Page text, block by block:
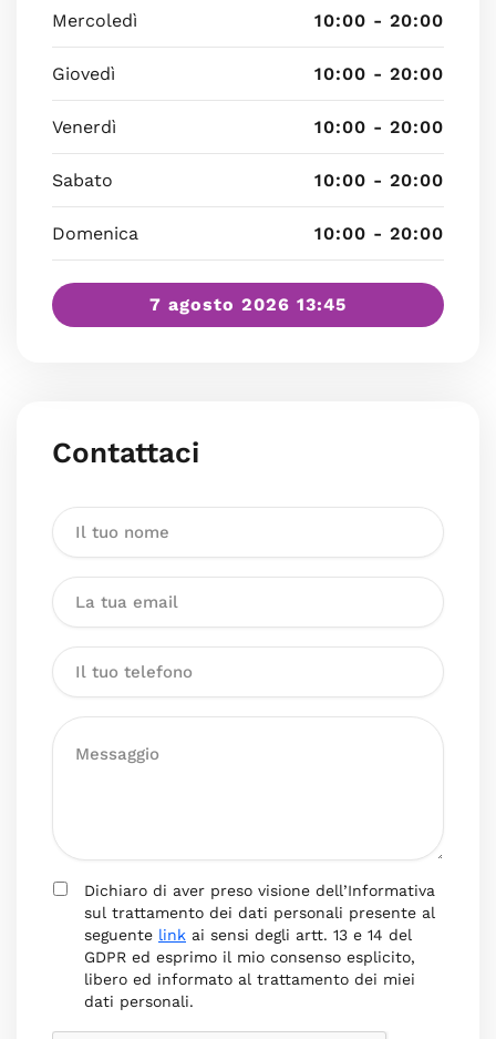
Mercoledì 10:00 - 20:00
Giovedì 10:00 - 20:00
Venerdì 10:00 - 20:00
Sabato 10:00 - 20:00
Domenica 10:00 - 20:00
7 agosto 2026 13:45
Contattaci
Dichiaro di aver preso visione dell’Informativa
sul trattamento dei dati personali presente al
seguente link ai sensi degli artt. 13 e 14 del
GDPR ed esprimo il mio consenso esplicito,
libero ed informato al trattamento dei miei
dati personali.